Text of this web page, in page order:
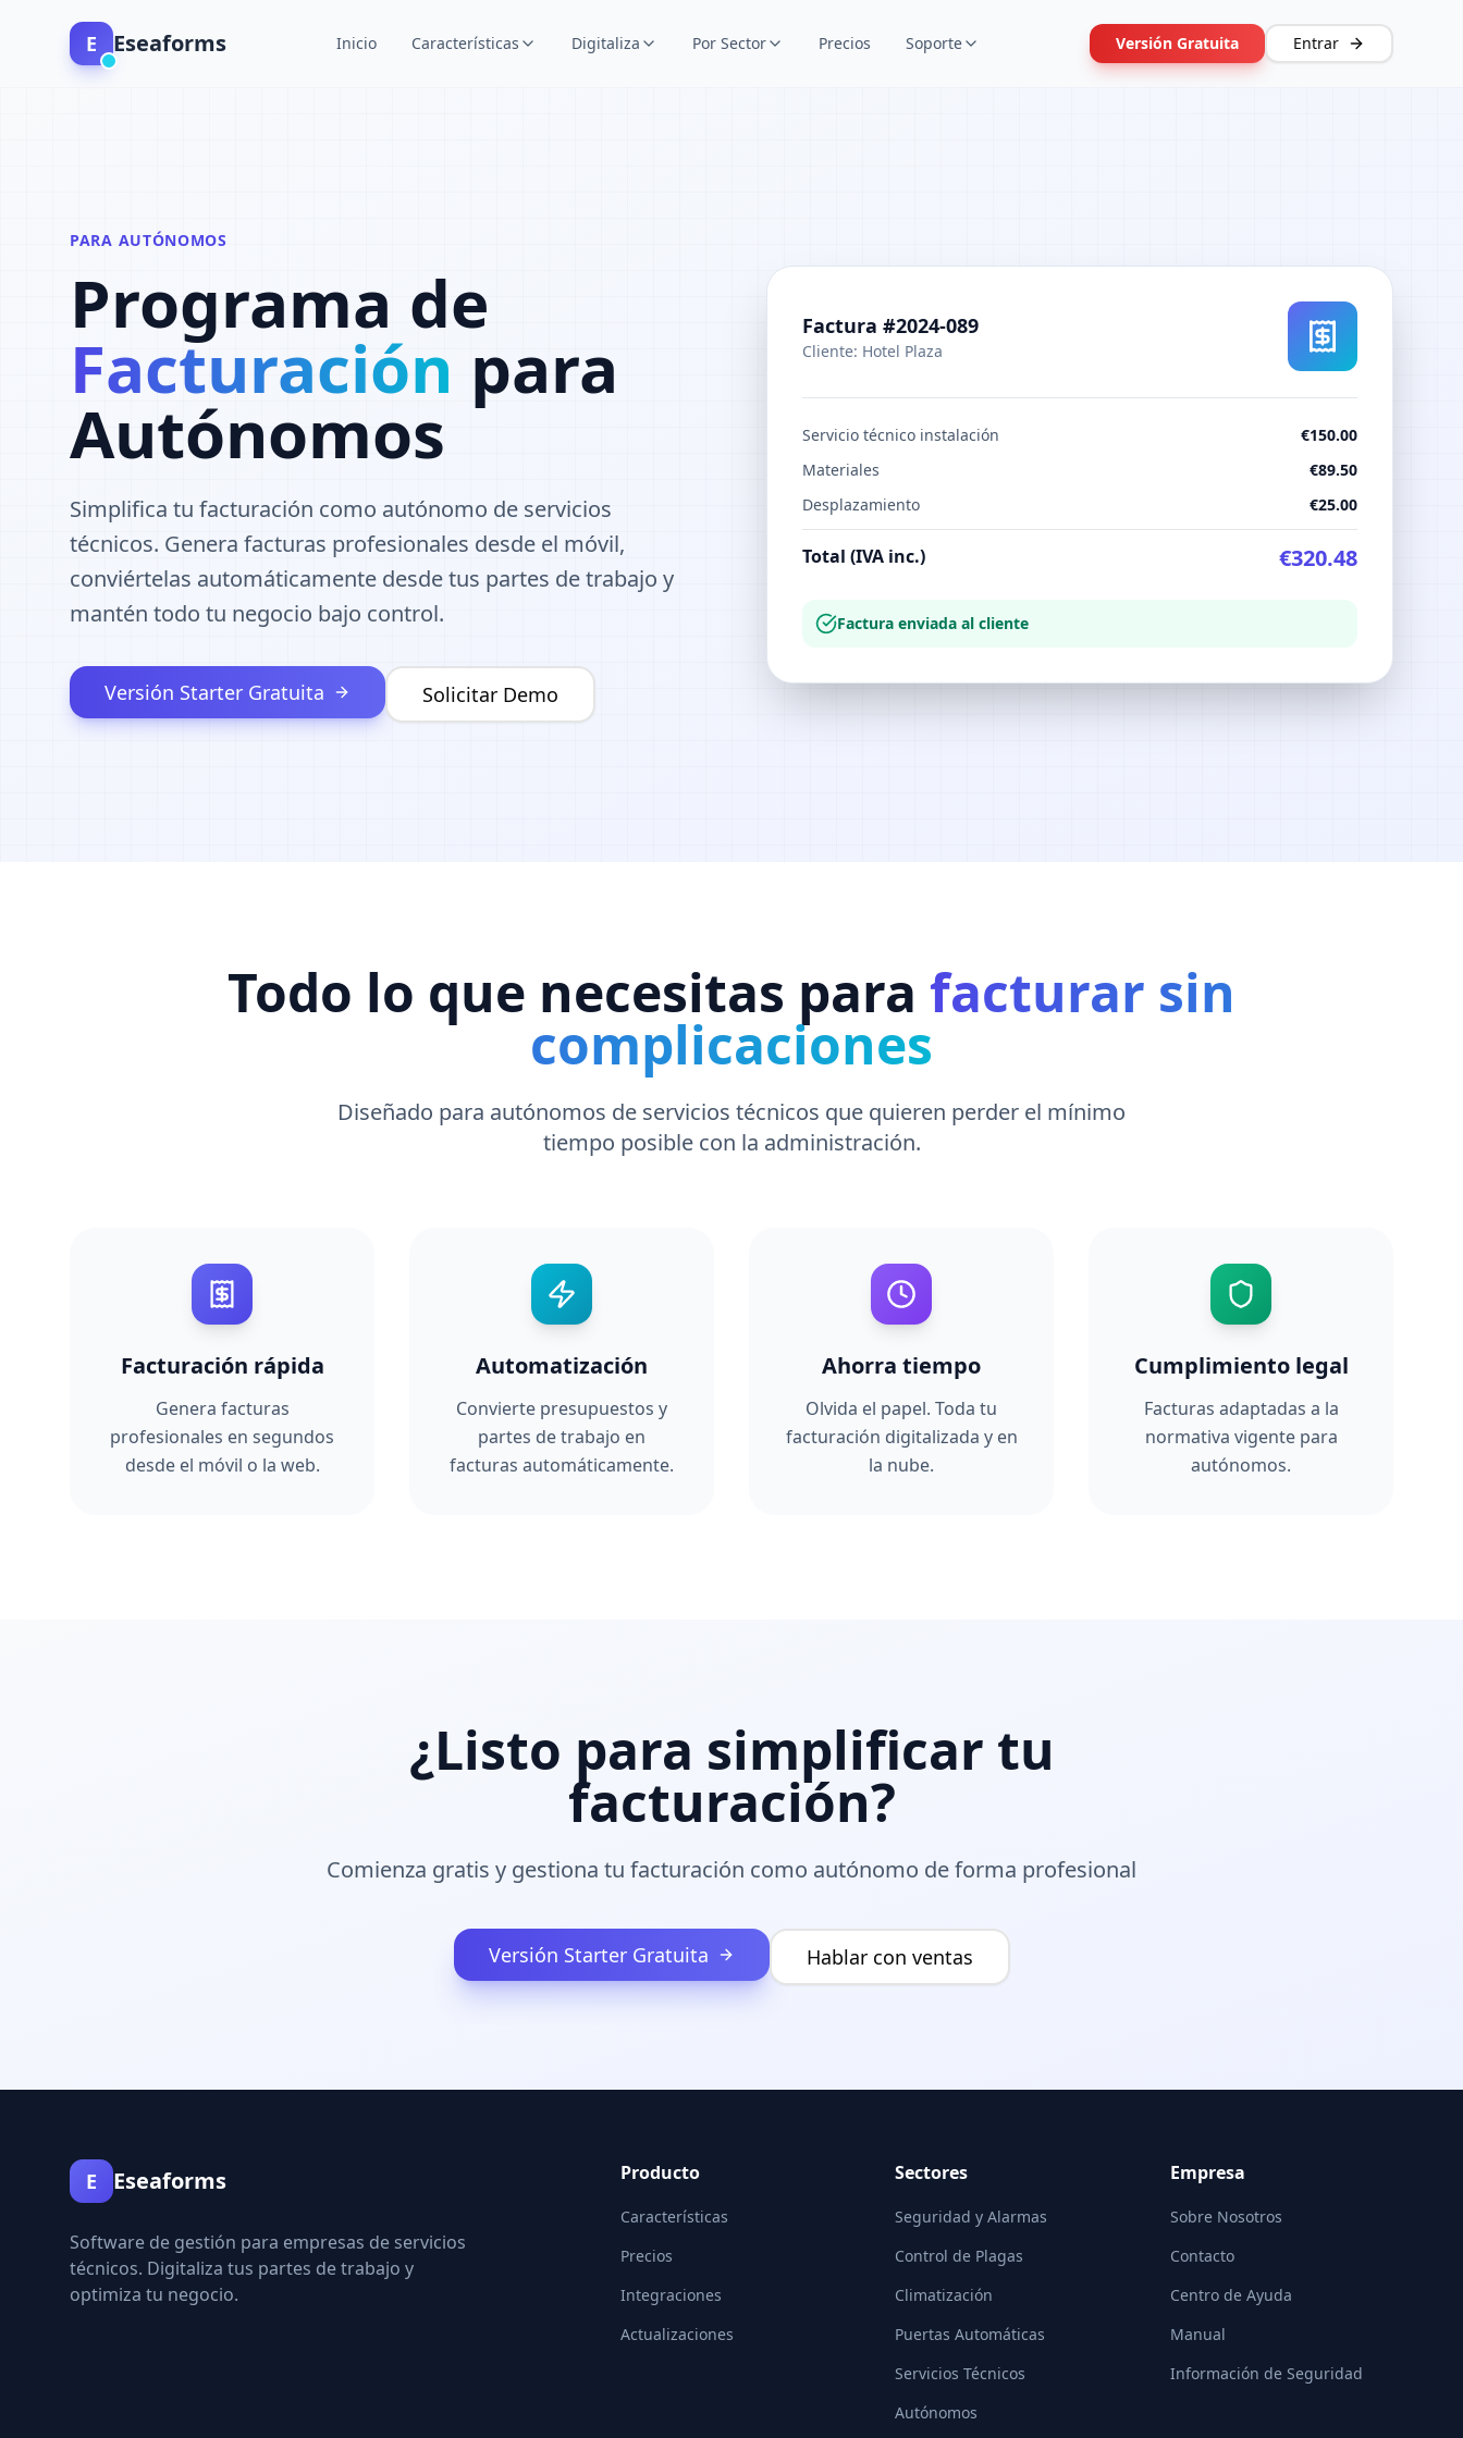
E Eseaforms Inicio Características Digitaliza Por Sector Precios Soporte Versión Gratuita Entrar
PARA AUTÓNOMOS
Programa de
Facturación para
Autónomos
Simplifica tu facturación como autónomo de servicios
técnicos. Genera facturas profesionales desde el móvil,
conviértelas automáticamente desde tus partes de trabajo y
mantén todo tu negocio bajo control.
Versión Starter Gratuita Solicitar Demo
Factura #2024-089
Cliente: Hotel Plaza
Servicio técnico instalación
€150.00
Materiales
€89.50
Desplazamiento
€25.00
Total (IVA inc.) €320.48
Factura enviada al cliente
Todo lo que necesitas para facturar sin
complicaciones
Diseñado para autónomos de servicios técnicos que quieren perder el mínimo
tiempo posible con la administración.
Facturación rápida
Genera facturas
profesionales en segundos
desde el móvil o la web.
Automatización
Convierte presupuestos y
partes de trabajo en
facturas automáticamente.
Ahorra tiempo
Olvida el papel. Toda tu
facturación digitalizada y en
la nube.
Cumplimiento legal
Facturas adaptadas a la
normativa vigente para
autónomos.
¿Listo para simplificar tu
facturación?
Comienza gratis y gestiona tu facturación como autónomo de forma profesional
Versión Starter Gratuita Hablar con ventas
E Eseaforms
Software de gestión para empresas de servicios
técnicos. Digitaliza tus partes de trabajo y
optimiza tu negocio.
Producto
Características
Precios
Integraciones
Actualizaciones
Sectores
Seguridad y Alarmas
Control de Plagas
Climatización
Puertas Automáticas
Servicios Técnicos
Autónomos
Empresa
Sobre Nosotros
Contacto
Centro de Ayuda
Manual
Información de Seguridad